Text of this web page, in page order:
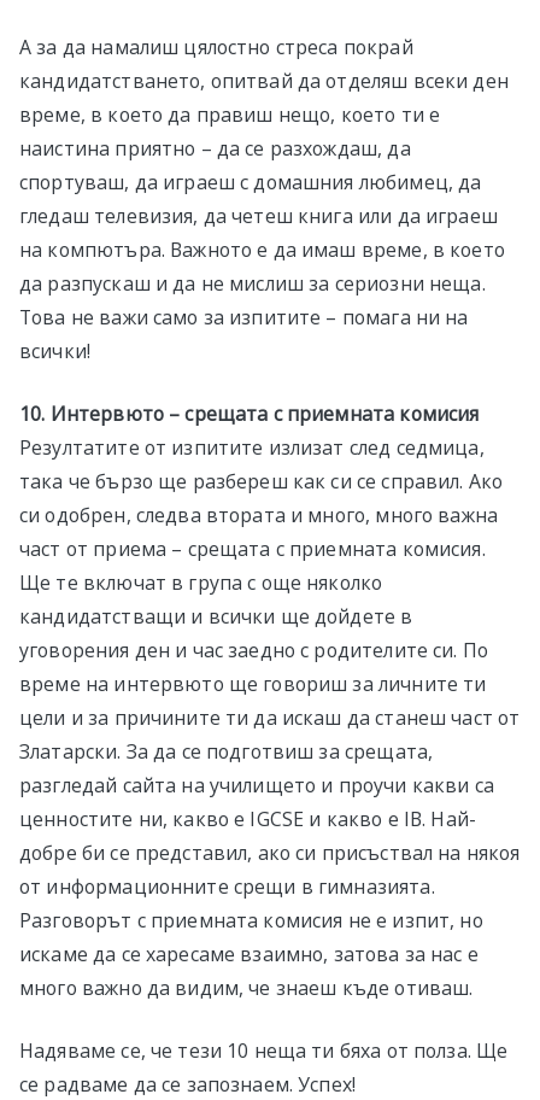
А за да намалиш цялостно стреса покрай
кандидатстването, опитвай да отделяш всеки ден
време, в което да правиш нещо, което ти е
наистина приятно – да се разхождаш, да
спортуваш, да играеш с домашния любимец, да
гледаш телевизия, да четеш книга или да играеш
на компютъра. Важното е да имаш време, в което
да разпускаш и да не мислиш за сериозни неща.
Това не важи само за изпитите – помага ни на
всички!
10. Интервюто – срещата с приемната комисия
Резултатите от изпитите излизат след седмица,
така че бързо ще разбереш как си се справил. Ако
си одобрен, следва втората и много, много важна
част от приема – срещата с приемната комисия.
Ще те включат в група с още няколко
кандидатстващи и всички ще дойдете в
уговорения ден и час заедно с родителите си. По
време на интервюто ще говориш за личните ти
цели и за причините ти да искаш да станеш част от
Златарски. За да се подготвиш за срещата,
разгледай сайта на училището и проучи какви са
ценностите ни, какво е IGCSE и какво е IB. Най-
добре би се представил, ако си присъствал на някоя
от информационните срещи в гимназията.
Разговорът с приемната комисия не е изпит, но
искаме да се харесаме взаимно, затова за нас е
много важно да видим, че знаеш къде отиваш.
Надяваме се, че тези 10 неща ти бяха от полза. Ще
се радваме да се запознаем. Успех!